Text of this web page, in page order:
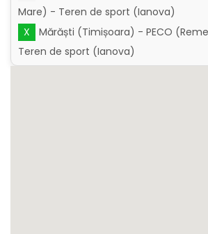
Mare) - Teren de sport (Ianova)
X
Mărăști (Timișoara) - PECO
Teren de sport (Ianova)